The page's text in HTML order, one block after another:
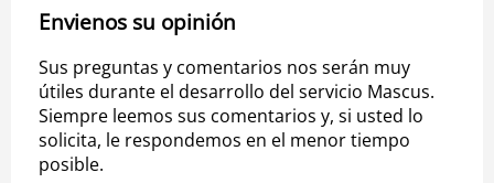
Envienos su opinión
Sus preguntas y comentarios nos serán muy
útiles durante el desarrollo del servicio Mascus.
Siempre leemos sus comentarios y, si usted lo
solicita, le respondemos en el menor tiempo
posible.